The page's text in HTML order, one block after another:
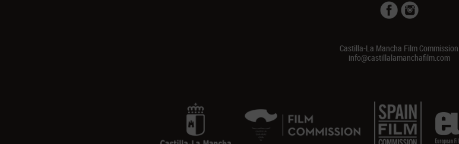
Castilla-La Mancha Film Commission
info@castillalamanchafilm.com